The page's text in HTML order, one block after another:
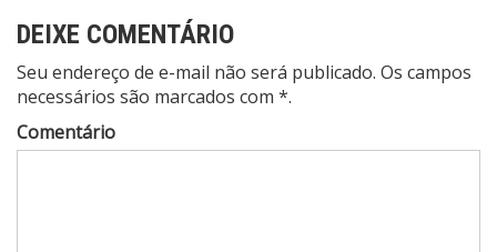
DEIXE COMENTÁRIO
Seu endereço de e-mail não será publicado. Os campos
necessários são marcados com *.
Comentário